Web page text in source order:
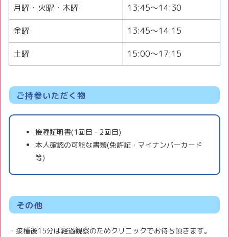
月曜・火曜・木曜 13:45〜14:30
金曜 13:45～14:15
土曜 15:00〜17:15
ご持参いただく物
接種証明書(1回目・2回目)
本人確認の可能な書類(免許証・マイナンバーカード
等)
その他
・接種後15分は経過観察のためクリニックでお待ち頂きます。